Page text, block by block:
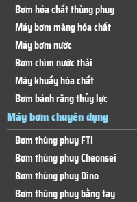
Bơm hóa chất thùng phuy
Máy bơm màng hóa chất
Máy bơm nước
Bơm chìm nước thải
Máy khuấy hóa chất
Bơm bánh răng thủy lực
Máy bơm chuyên dụng
Bơm thùng phuy FTI
Bơm thùng phuy Cheonsei
Bơm thùng phuy Dino
Bơm thùng phuy bằng tay